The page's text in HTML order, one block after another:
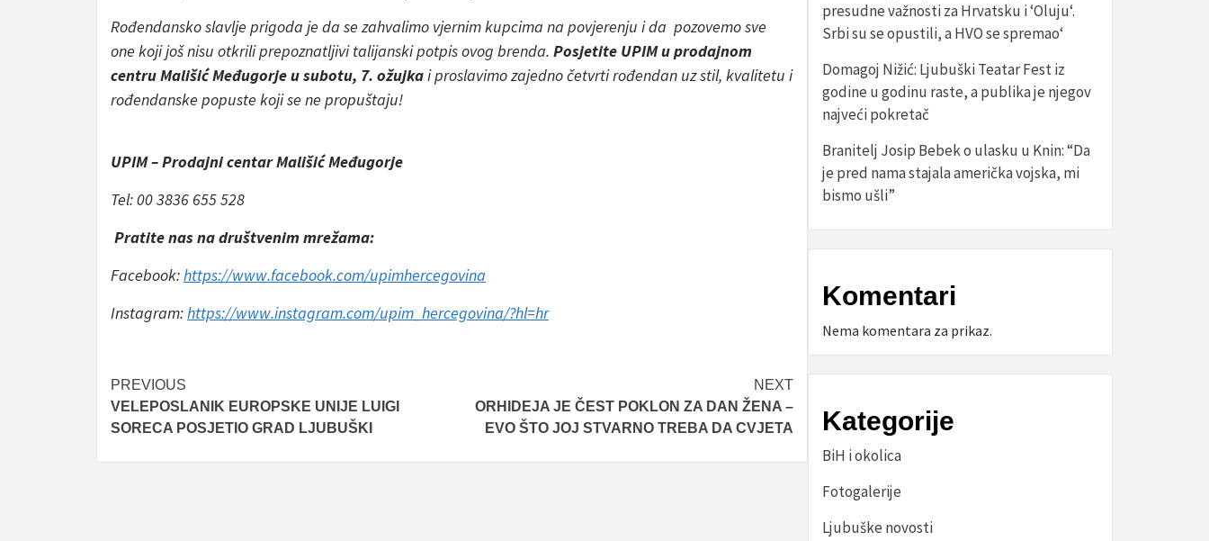
Rođendansko slavlje prigoda je da se zahvalimo vjernim kupcima na povjerenju i da pozovemo sve
one koji još nisu otkrili prepoznatljivi talijanski potpis ovog brenda. Posjetite UPIM u prodajnom
centru Mališić Međugorje u subotu, 7. ožujkai proslavimo zajedno četvrti rođendan uz stil, kvalitetu i
rođendanske popuste koji se ne propuštaju!
UPIM –Prodajni centar Mališić Međugorje
Tel: 00 3836 655 528
Pratite nas na društvenim mrežama:
Facebook:https://www.facebook.com/upimhercegovina
Instagram:https://www.instagram.com/upim_hercegovina/?hl=hr
Post
navigation
PREVIOUS
VELEPOSLANIK EUROPSKE UNIJE LUIGI
SORECA POSJETIO GRAD LJUBUŠKI
NEXT
ORHIDEJA JE ČEST POKLON ZA DAN ŽENA –
EVO ŠTO JOJ STVARNO TREBA DA CVJETA
presudne važnosti za Hrvatsku i ‘Oluju‘.
Srbi su se opustili, a HVO se spremao‘
Domagoj Nižić: Ljubuški Teatar Fest iz
godine u godinu raste, a publika je njegov
najveći pokretač
Branitelj Josip Bebek o ulasku u Knin: “Da
je pred nama stajala američka vojska, mi
bismo ušli”
Komentari
Nema komentara za prikaz.
Kategorije
BiH i okolica
Fotogalerije
Ljubuške novosti